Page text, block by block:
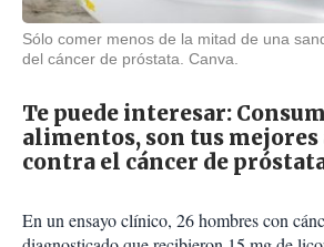
Sólo comer menos de la mitad de una
del cáncer de próstata. Canva.
Te puede interesar:
alimentos, son tus mejores
contra el cáncer de
En un ensayo clínico, 26 hombres con